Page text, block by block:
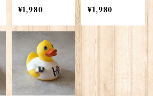
Elgate Produ
cts 90344
¥1,980
ド騎士～】Elgat
e Products 90
350
¥1,980